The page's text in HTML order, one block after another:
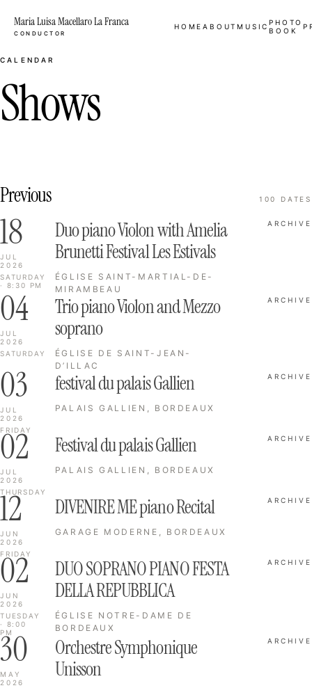
Maria Luisa Macellaro La Franca
CONDUCTOR
HOMEABOUTMUSICPHOTO
BOOK
CALENDAR
Shows
Previous 100 DATES
18
JUL
2026
SATURDAY
· 8:30 PM
Duo piano Violon with Amelia
Brunetti Festival Les Estivals
ÉGLISE SAINT-MARTIAL-DE-
MIRAMBEAU
ARCHIVE
04
JUL
2026
SATURDAY
Trio piano Violon and Mezzo
soprano
ÉGLISE DE SAINT-JEAN-
D’ILLAC
ARCHIVE
03
JUL
2026
FRIDAY
festival du palais Gallien
PALAIS GALLIEN, BORDEAUX
ARCHIVE
02
JUL
2026
THURSDAY
Festival du palais Gallien
PALAIS GALLIEN, BORDEAUX
ARCHIVE
12
JUN
2026
FRIDAY
DIVENIRE ME piano Recital
GARAGE MODERNE, BORDEAUX
ARCHIVE
02
JUN
2026
TUESDAY
· 8:00
PM
DUO SOPRANO PIANO FESTA
DELLA REPUBBLICA
ÉGLISE NOTRE-DAME DE
BORDEAUX
ARCHIVE
30
MAY
2026
Orchestre Symphonique
Unisson
ARCHIVE